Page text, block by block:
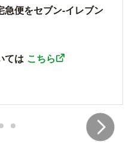
便をセブン‐イレブン
ては こちら